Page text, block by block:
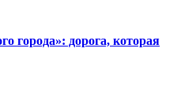
города»: дорога, которая